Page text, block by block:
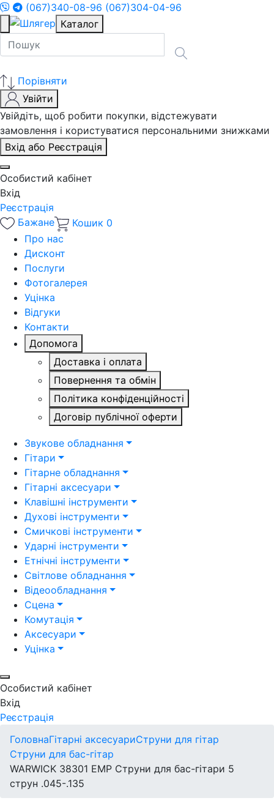
(067)340-08-96 (067)304-04-96
Каталог
Порівняти
Увійти
Увійдіть, щоб робити покупки, відстежувати
замовлення і користуватися персональними знижками
Вхід або Реєстрація
Особистий кабінет
Вхід
Реєстрація
Бажане
Кошик 0
Про нас
Дисконт
Послуги
Фотогалерея
Уцінка
Відгуки
Контакти
Допомога
Доставка і оплата
Повернення та обмін
Політика конфіденційності
Договір публічної оферти
Звукове обладнання
Гітари
Гітарне обладнання
Гітарні аксесуари
Клавішні інструменти
Духові інструменти
Смичкові інструменти
Ударні інструменти
Етнічні інструменти
Світлове обладнання
Відеообладнання
Сцена
Комутація
Аксесуари
Уцінка
Особистий кабінет
Вхід
Реєстрація
ГоловнаГітарні аксесуариСтруни для гітар
Струни для бас-гітар
WARWICK 38301 EMP Струни для бас-гітари 5
струн .045-.135